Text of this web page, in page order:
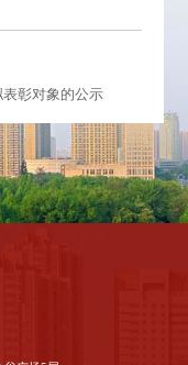
表彰对象的公示